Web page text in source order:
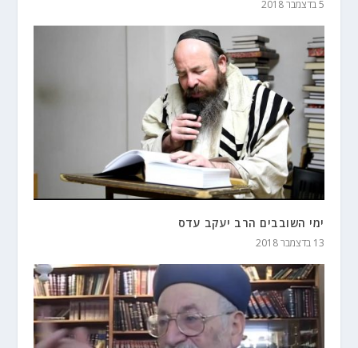
5 בדצמבר 2018
ימי השובבים הרב יעקב עדס
13 בדצמבר 2018